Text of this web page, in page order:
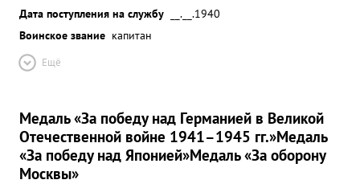
Дата поступления на службу
__.__.1940
Воинское звание капитан
Ещё
Медаль «За победу над Германией в Великой
Отечественной войне 1941–1945 гг.»Медаль
«За победу над Японией»Медаль «За оборону
Москвы»